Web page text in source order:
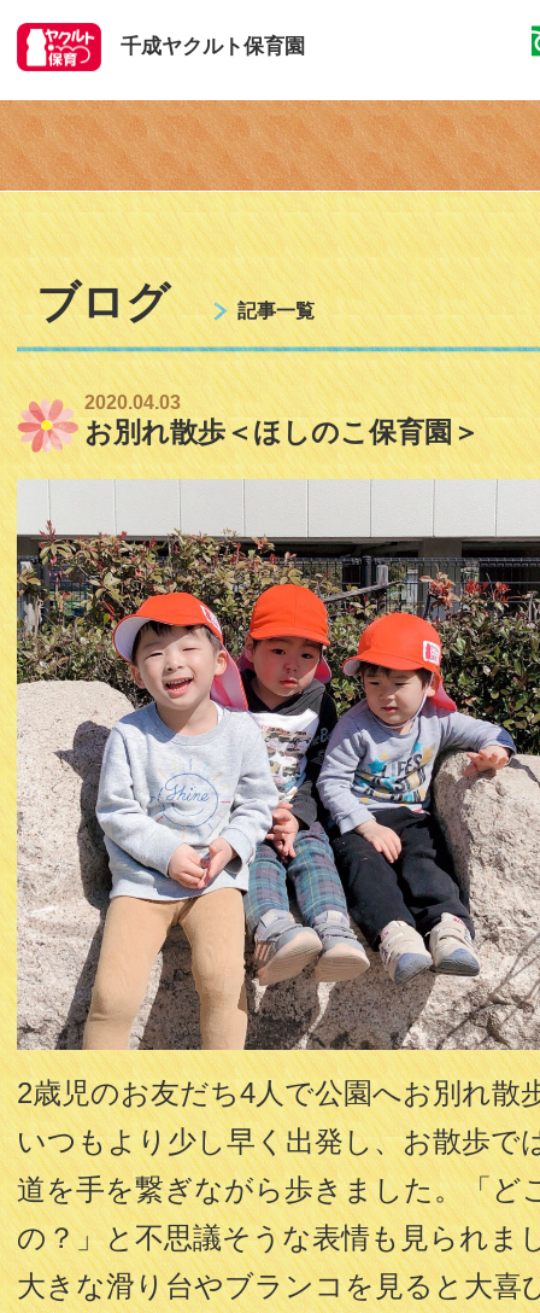
千成ヤクルト保育園
ブログ 記事一覧
2020.04.03
お別れ散歩＜ほしのこ保育園＞
2歳児のお友だち4人で公園へお別れ散
いつもより少し早く出発し、お散歩で
道を手を繋ぎながら歩きました。「ど
の？」と不思議そうな表情も見られま
大きな滑り台やブランコを見ると大喜